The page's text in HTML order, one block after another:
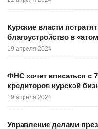
Курские власти
благоустройство в
19 апреля 2024
ФНС хочет вписаться с
кредиторов курской
19 апреля 2024
Управление делами